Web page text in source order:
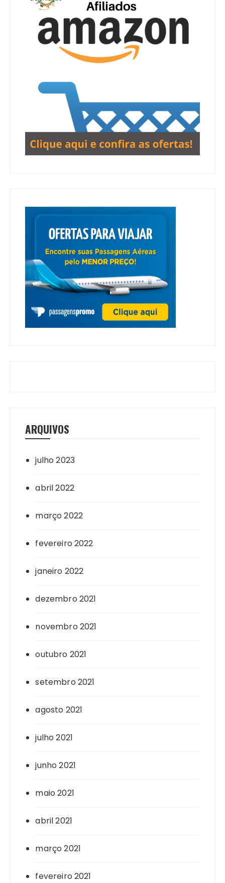
ARQUIVOS
julho 2023
abril 2022
março 2022
fevereiro 2022
janeiro 2022
dezembro 2021
novembro 2021
outubro 2021
setembro 2021
agosto 2021
julho 2021
junho 2021
maio 2021
abril 2021
março 2021
fevereiro 2021